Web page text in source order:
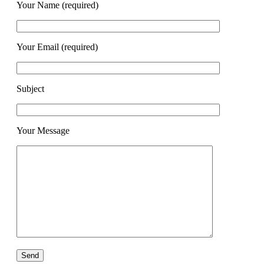
Your Name (required)
Your Email (required)
Subject
Your Message